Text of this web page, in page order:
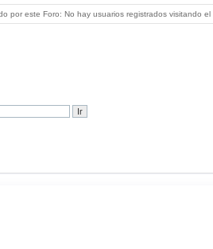
por este Foro: No hay usuarios registrados visitando